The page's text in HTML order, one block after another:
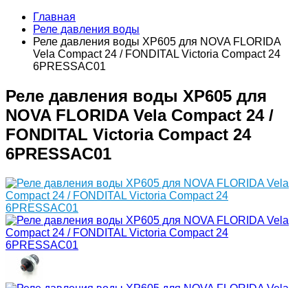
Главная
Реле давления воды
Реле давления воды XP605 для NOVA FLORIDA
Vela Compact 24 / FONDITAL Victoria Compact 24
6PRESSAC01
Реле давления воды XP605 для
NOVA FLORIDA Vela Compact 24 /
FONDITAL Victoria Compact 24
6PRESSAC01